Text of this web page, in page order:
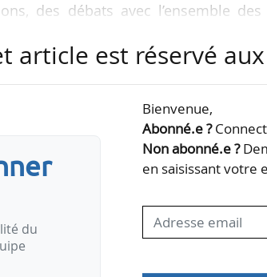
des débats avec l’ensemble des
2 GW de flottant dans l’AO10
article est réservé
du
Bienvenue,
Abonné.e ?
Non abonné.e ?
en saisissant votre